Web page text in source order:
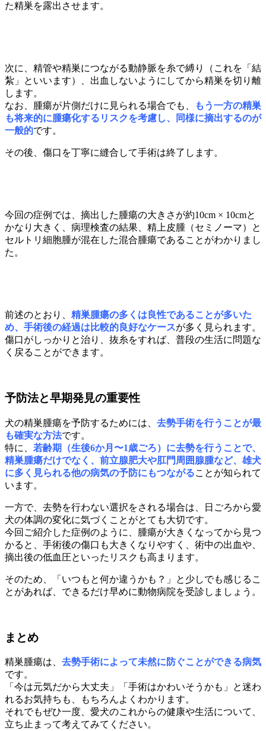
た精巣を露出させます。
次に、精管や精巣につながる動静脈を糸で縛り（これを「結
紮」といいます）、出血しないようにしてから精巣を切り離
します。
なお、腫瘍が片側だけに見られる場合でも、
もう一方の精巣
も将来的に腫瘍化するリスクを考慮し、同様に摘出するのが
一般的です。
その後、傷口を丁寧に縫合して手術は終了します。
今回の症例では、摘出した腫瘍の大きさが約10cm × 10cmと
かなり大きく、病理検査の結果、精上皮腫（セミノーマ）と
セルトリ細胞腫が混在した混合腫瘍であることがわかりまし
た。
前述のとおり、 精巣腫瘍の多くは良性であることが多いた
め、手術後の経過は比較的良好なケースが多く見られます。
傷口がしっかりと治り、抜糸をすれば、普段の生活に問題な
く戻ることができます。
予防法と早期発見の重要性
犬の精巣腫瘍を予防するためには、 去勢手術を行うことが最
も確実な方法です。
特に、 若齢期（生後6か月〜1歳ごろ）に去勢を行うことで、
精巣腫瘍だけでなく、前立腺肥大や肛門周囲腺腫など、雄犬
に多く見られる他の病気の予防にもつながることが知られて
います。
一方で、去勢を行わない選択をされる場合は、日ごろから愛
犬の体調の変化に気づくことがとても大切です。
今回ご紹介した症例のように、腫瘍が大きくなってから見つ
かると、手術後の傷口も大きくなりやすく、術中の出血や、
摘出後の低血圧といったリスクも高まります。
そのため、「いつもと何か違うかも？」と少しでも感じるこ
とがあれば、できるだけ早めに動物病院を受診しましょう。
まとめ
精巣腫瘍は、 去勢手術によって未然に防ぐことができる病気
です。
「今は元気だから大丈夫」「手術はかわいそうかも」と迷わ
れるお気持ちも、もちろんよくわかります。
それでもぜひ一度、愛犬のこれからの健康や生活について、
立ち止まって考えてみてください。